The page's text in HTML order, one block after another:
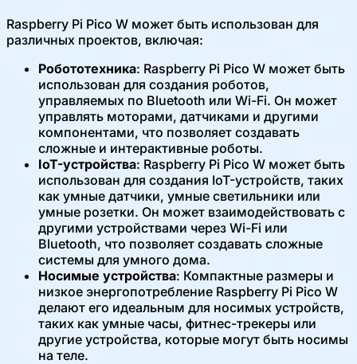
Raspberry Pi Pico W может быть использован для
различных проектов, включая:
Робототехника: Raspberry Pi Pico W может быть
использован для создания роботов,
управляемых по Bluetooth или Wi-Fi. Он может
управлять моторами, датчиками и другими
компонентами, что позволяет создавать
сложные и интерактивные роботы.
IoT-устройства: Raspberry Pi Pico W может быть
использован для создания IoT-устройств, таких
как умные датчики, умные светильники или
умные розетки. Он может взаимодействовать с
другими устройствами через Wi-Fi или
Bluetooth, что позволяет создавать сложные
системы для умного дома.
Носимые устройства: Компактные размеры и
низкое энергопотребление Raspberry Pi Pico W
делают его идеальным для носимых устройств,
таких как умные часы, фитнес-трекеры или
другие устройства, которые могут быть носимы
на теле.